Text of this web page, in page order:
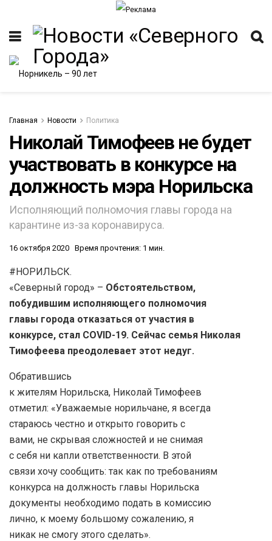
Главная Новости Политика
Николай Тимофеев не будет
участвовать в конкурсе на
должность мэра Норильска
Исполняющий полномочия главы города на
карантине из-за коронавируса.
16 октября 2020 Время прочтения: 1 мин.
#НОРИЛЬСК.
«Северный город» – Обстоятельством,
побудившим исполняющего полномочия
главы города отказаться от участия в
конкурсе, стал COVID-19. Сейчас семья Николая
Тимофеева преодолевает этот недуг.
Обратившись
к жителям Норильска, Николай Тимофеев
отметил: «Уважаемые норильчане, я всегда
стараюсь честно и открыто говорить с
вами, не скрывая сложностей и не снимая
с себя ни капли ответственности. В этой
связи хочу сообщить: так как по требованиям
конкурса на должность главы Норильска
документы необходимо подать в комиссию
лично, к моему большому сожалению, я
никак не смогу этого сделать».